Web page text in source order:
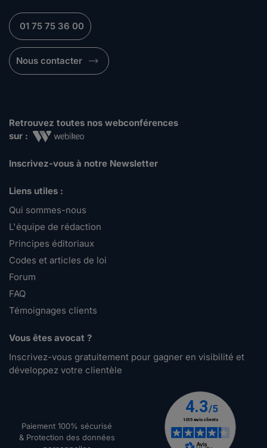
01 75 75 36 00
Nous contacter
Retrouvez toutes nos webconférences
sur :
Inscrivez-vous à notre Newsletter
Liens utiles :
Qui sommes-nous
L'équipe de rédaction
Principes éditoriaux
Codes et articles de loi
Forum
FAQ
Témoignages clients
Vous êtes avocat ?
Inscrivez-vous gratuitement pour gagner en visibilité et
développez votre clientèle
Paiement 100% sécurisé
& Protection des données